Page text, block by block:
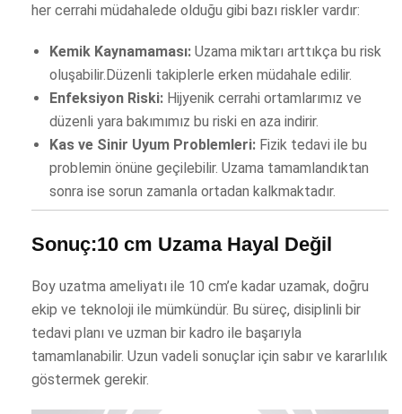
her cerrahi müdahalede olduğu gibi bazı riskler vardır:
Kemik Kaynamaması: Uzama miktarı arttıkça bu risk
oluşabilir.Düzenli takiplerle erken müdahale edilir.
Enfeksiyon Riski: Hijyenik cerrahi ortamlarımız ve
düzenli yara bakımımız bu riski en aza indirir.
Kas ve Sinir Uyum Problemleri: Fizik tedavi ile bu
problemin önüne geçilebilir. Uzama tamamlandıktan
sonra ise sorun zamanla ortadan kalkmaktadır.
Sonuç:10 cm Uzama Hayal Değil
Boy uzatma ameliyatı ile 10 cm’e kadar uzamak, doğru
ekip ve teknoloji ile mümkündür. Bu süreç, disiplinli bir
tedavi planı ve uzman bir kadro ile başarıyla
tamamlanabilir. Uzun vadeli sonuçlar için sabır ve kararlılık
göstermek gerekir.